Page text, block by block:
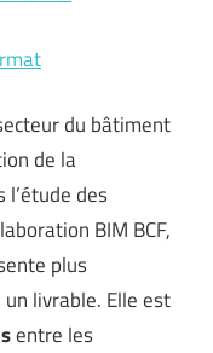
du bâtiment
de la
des
BIM BCF,
plus
livrable. Elle est
entre les